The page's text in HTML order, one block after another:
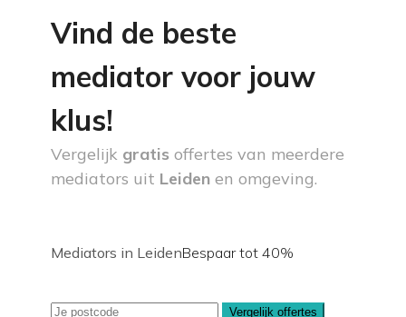
Vind de beste
mediator voor jouw
klus!
Vergelijk gratis offertes van meerdere
mediators uit Leiden en omgeving.
Mediators in LeidenBespaar tot 40%
Vergelijk offertes